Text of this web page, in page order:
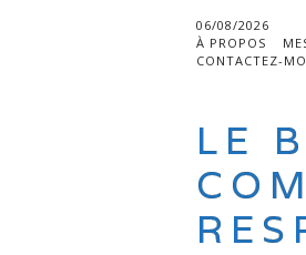
06/08/2026
À PROPOS
CONTACTEZ-
LE